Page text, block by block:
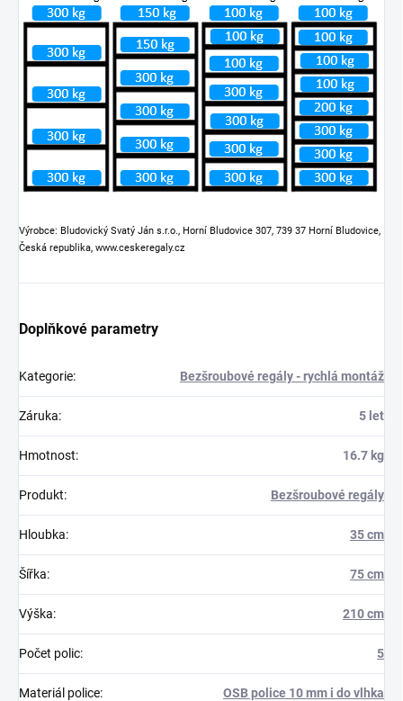
Výrobce: Bludovický Svatý Ján s.r.o., Horní Bludovice 307, 739 37 Horní Bludovice,
Česká republika, www.ceskeregaly.cz
Doplňkové parametry
Kategorie: Bezšroubové regály - rychlá montáž
Záruka: 5 let
Hmotnost: 16.7 kg
Produkt: Bezšroubové regály
Hloubka: 35 cm
Šířka: 75 cm
Výška: 210 cm
Počet polic: 5
Materiál police: OSB police 10 mm i do vlhka